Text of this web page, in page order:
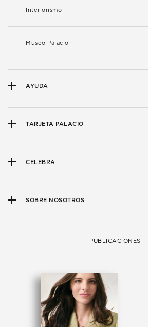
Interiorismo
Museo Palacio
AYUDA
TARJETA PALACIO
CELEBRA
SOBRE NOSOTROS
PUBLICACIONES